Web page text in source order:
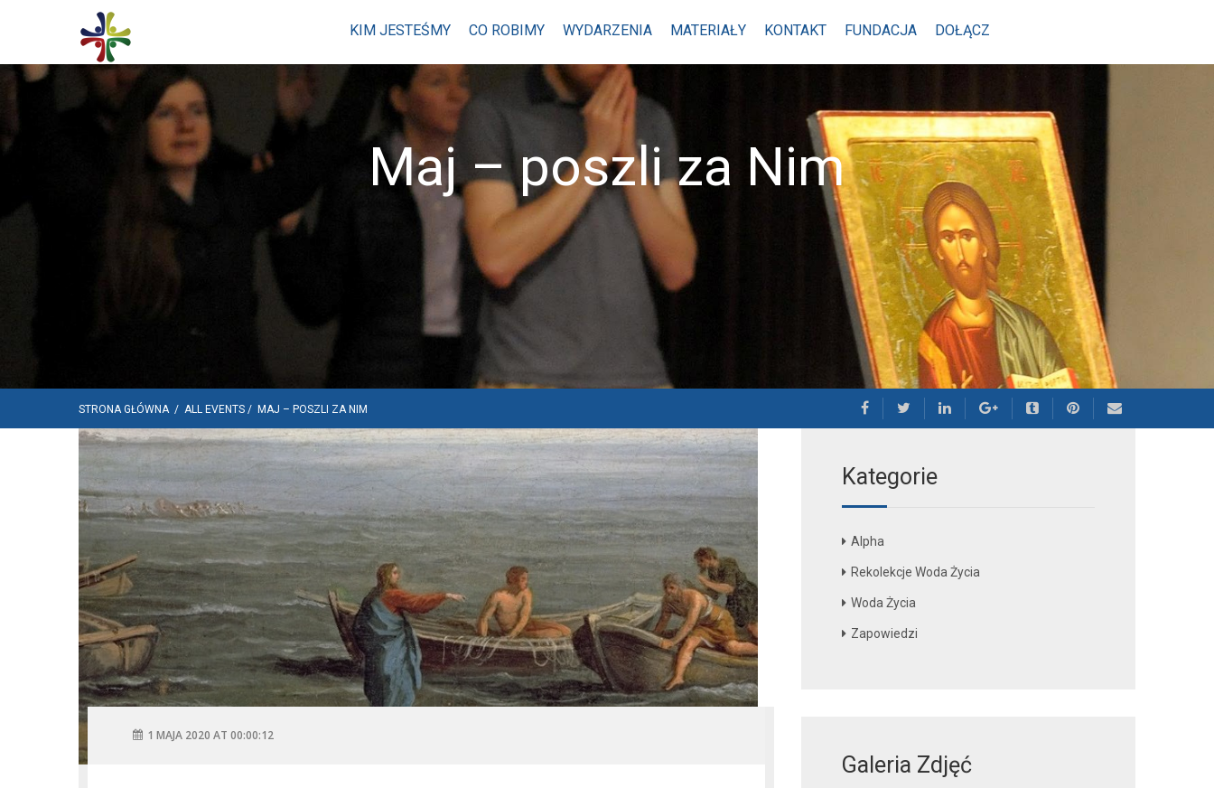
KIM JESTEŚMY CO ROBIMY WYDARZENIA MATERIAŁY KONTAKT FUNDACJA DOŁĄCZ
Maj – poszli za Nim
STRONA GŁÓWNA / ALL EVENTS / MAJ – POSZLI ZA NIM
1 MAJA 2020 AT 00:00:12
Kategorie
Alpha
Rekolekcje Woda Życia
Woda Życia
Zapowiedzi
Galeria Zdjęć